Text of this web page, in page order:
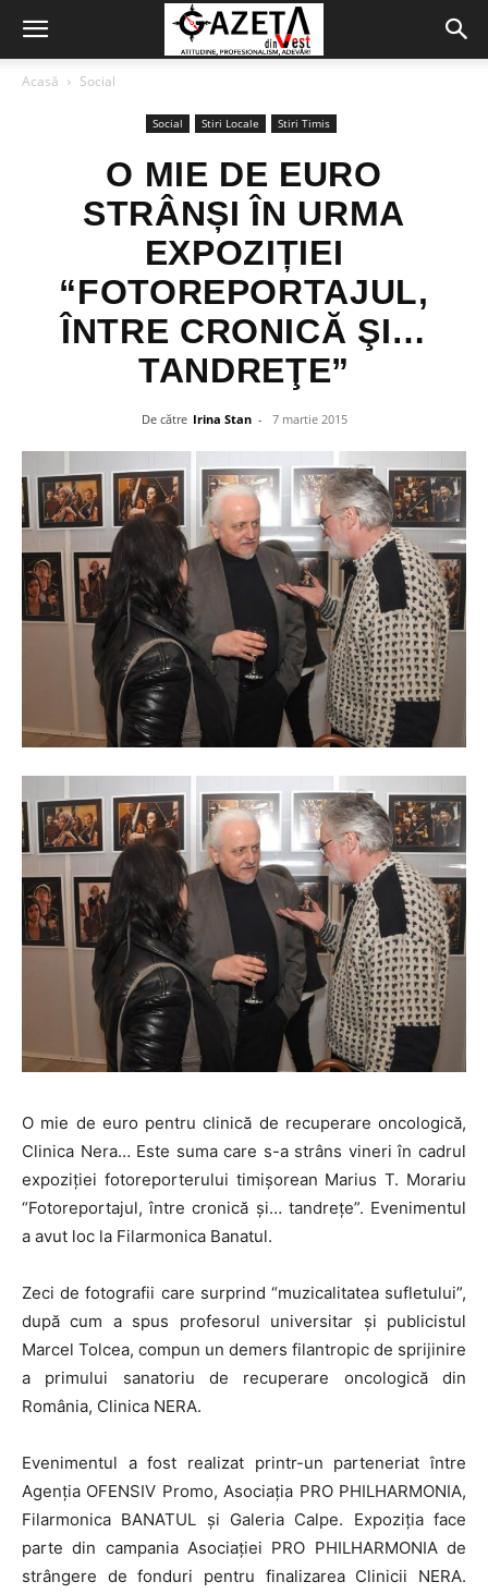
Acasă Social
Social Stiri Locale Stiri Timis
O MIE DE EURO
STRÂNȘI ÎN URMA
EXPOZIȚIEI
“FOTOREPORTAJUL,
ÎNTRE CRONICĂ ŞI…
TANDREŢE”
De către Irina Stan - 7 martie 2015
O mie de euro pentru clinică de recuperare oncologică,
Clinica Nera… Este suma care s-a strâns vineri în cadrul
expoziţiei fotoreporterului timişorean Marius T. Morariu
“Fotoreportajul, între cronică şi… tandreţe”. Evenimentul
a avut loc la Filarmonica Banatul.
Zeci de fotografii care surprind “muzicalitatea sufletului”,
după cum a spus profesorul universitar şi publicistul
Marcel Tolcea, compun un demers filantropic de sprijinire
a primului sanatoriu de recuperare oncologică din
România, Clinica NERA.
Evenimentul a fost realizat printr-un parteneriat între
Agenţia OFENSIV Promo, Asociaţia PRO PHILHARMONIA,
Filarmonica BANATUL şi Galeria Calpe. Expoziţia face
parte din campania Asociaţiei PRO PHILHARMONIA de
strângere de fonduri pentru finalizarea Clinicii NERA.